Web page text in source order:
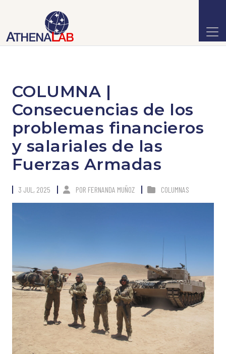
COLUMNA |
Consecuencias de los
problemas financieros
y salariales de las
Fuerzas Armadas
3 JUL, 2025 POR FERNANDA MUÑOZ COLUMNAS